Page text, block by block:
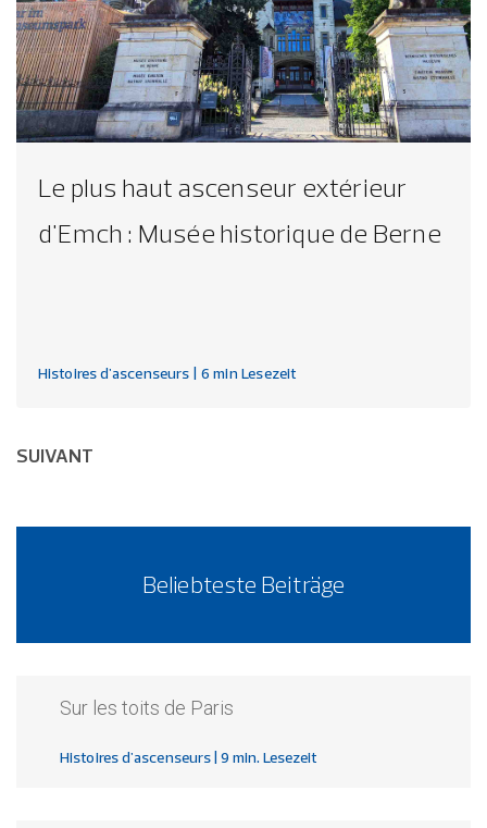
Le plus haut ascenseur extérieur
d'Emch : Musée historique de Berne
Histoires d'ascenseurs | 6 min Lesezeit
SUIVANT
Beliebteste Beiträge
Sur les toits de Paris
Histoires d'ascenseurs| 9 min. Lesezeit